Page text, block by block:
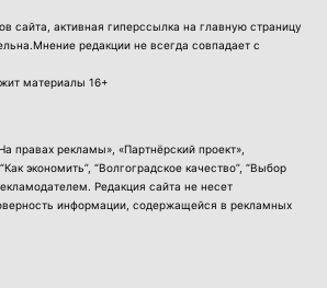
сайта, активная гиперссылка на главную страницу
редакции не всегда совпадает с
материалы 16+
правах рекламы», «Партнёрский проект»,
экономить”, “Волгоградское качество”, “Выбор
Редакция сайта не несет
информации, содержащейся в рекламных